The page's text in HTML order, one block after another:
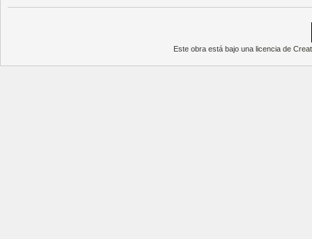
Este obra está bajo unalicencia de